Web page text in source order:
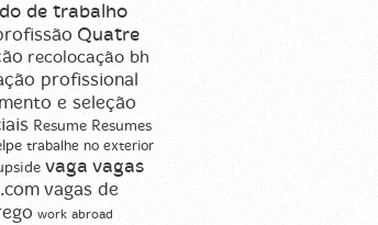
de trabalho
Quatre
recolocação bh
profissional
e seleção
Resume Resumes
trabalhe no exterior
vaga vagas
vagas de
work abroad